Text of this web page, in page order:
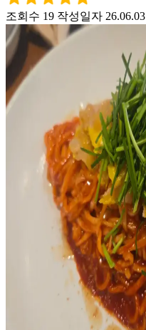
조회수 19 작성일자 26.06.03